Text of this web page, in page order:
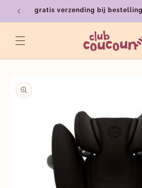
naar de
content
gratis verzending bij
direct naar